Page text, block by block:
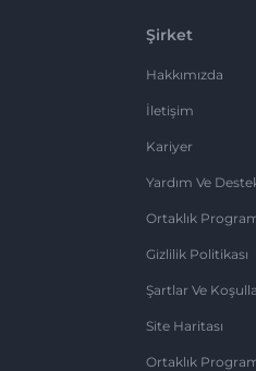
Şirket
Hakkımızda
İletişim
Kariyer
Yardım Ve
Ortaklık
Gizlilik Politikası
Şartlar Ve
Site Haritası
Ortaklık